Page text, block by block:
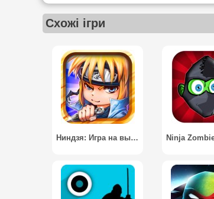
Схожі ігри
Ниндзя: Игра на выживание